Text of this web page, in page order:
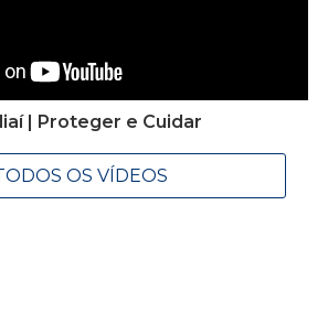
| Proteger e Cuidar
OS VÍDEOS